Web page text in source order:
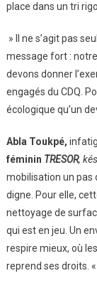
place dans un tri
» Il ne s’agit pas
message fort :
devons donner
engagés du CDQ.
écologique qu’un
Abla Toukpé,
féminin TRESOR,
mobilisation un pas
digne. Pour elle,
nettoyage de
qui est en jeu. Un
respire mieux, où
reprend ses droits. «